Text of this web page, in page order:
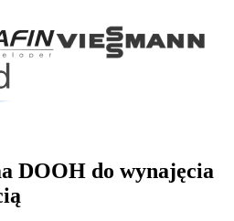
DOOH do wynajęcia